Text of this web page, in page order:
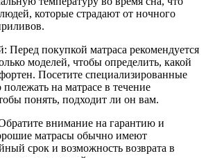
которые страдают от ночного
Перед покупкой матраса рекомендуется
моделей, чтобы определить, какой
Посетите специализированные
на матрасе в течение
понять, подходит ли он вам.
внимание на гарантию и
матрасы обычно имеют
срок и возможность возврата в